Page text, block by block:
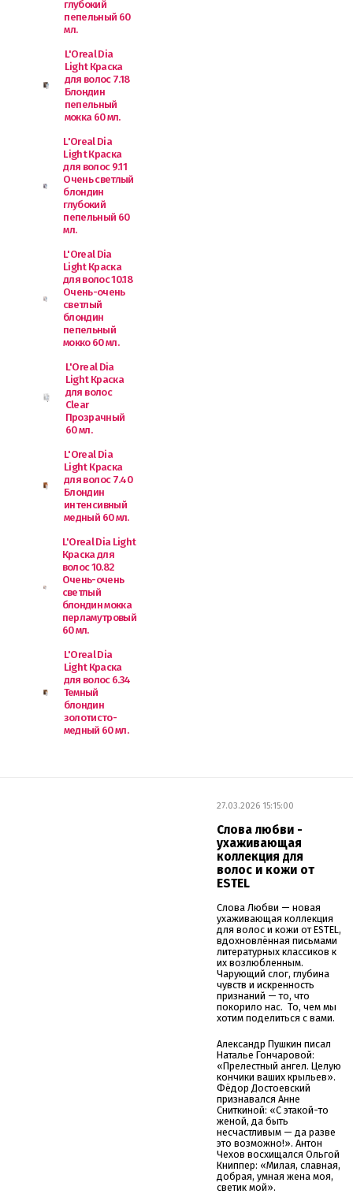
глубокий
пепельный 60
мл.
L'Oreal Dia
Light Краска
для волос 7.18
Блондин
пепельный
мокка 60 мл.
L'Oreal Dia
Light Краска
для волос 9.11
Очень светлый
блондин
глубокий
пепельный 60
мл.
L'Oreal Dia
Light Краска
для волос 10.18
Очень-очень
светлый
блондин
пепельный
мокко 60 мл.
L'Oreal Dia
Light Краска
для волос
Clear
Прозрачный
60 мл.
L'Oreal Dia
Light Краска
для волос 7.40
Блондин
интенсивный
медный 60 мл.
L'Oreal Dia Light
Краска для
волос 10.82
Очень-очень
светлый
блондин мокка
перламутровый
60 мл.
L'Oreal Dia
Light Краска
для волос 6.34
Темный
блондин
золотисто-
медный 60 мл.
27.03.2026 15:15:00
Слова любви -
ухаживающая
коллекция для
волос и кожи от
ESTEL
Слова Любви — новая
ухаживающая коллекция
для волос и кожи от ESTEL,
вдохновлённая письмами
литературных классиков к
их возлюбленным.
Чарующий слог, глубина
чувств и искренность
признаний — то, что
покорило нас. То, чем мы
хотим поделиться с вами.
Александр Пушкин писал
Наталье Гончаровой:
«Прелестный ангел. Целую
кончики ваших крыльев».
Фёдор Достоевский
признавался Анне
Сниткиной: «С этакой-то
женой, да быть
несчастливым — да разве
это возможно!». Антон
Чехов восхищался Ольгой
Книппер: «Милая, славная,
добрая, умная жена моя,
светик мой».